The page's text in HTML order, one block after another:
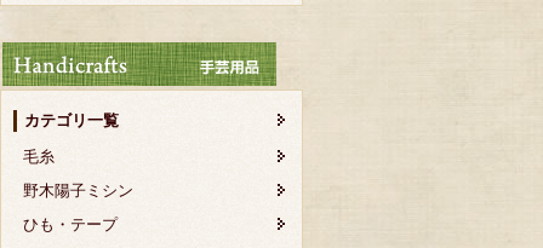
カテゴリ一覧
毛糸
野木陽子ミシン
ひも・テープ